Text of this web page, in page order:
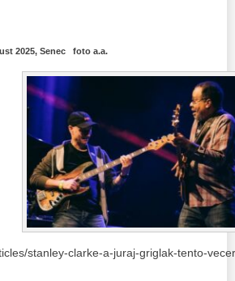
2025, Senec foto a.a.
stanley-clarke-a-juraj-griglak-tento-